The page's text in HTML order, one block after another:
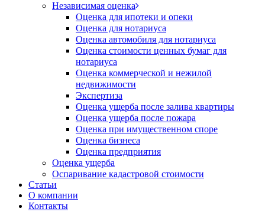
Независимая оценка
Оценка для ипотеки и опеки
Оценка для нотариуса
Оценка автомобиля для нотариуса
Оценка стоимости ценных бумаг для
нотариуса
Оценка коммерческой и нежилой
недвижимости
Экспертиза
Оценка ущерба после залива квартиры
Оценка ущерба после пожара
Оценка при имущественном споре
Оценка бизнеса
Оценка предприятия
Оценка ущерба
Оспаривание кадастровой стоимости
Статьи
О компании
Контакты